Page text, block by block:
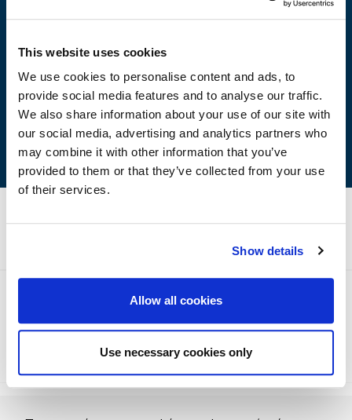
This website uses cookies
We use cookies to personalise content and ads, to
provide social media features and to analyse our traffic.
We also share information about your use of our site with
our social media, advertising and analytics partners who
may combine it with other information that you’ve
provided to them or that they’ve collected from your use
of their services.
Show details
Allow all cookies
Use necessary cookies only
Δουλεύεται εύκολα και στεγνώνει γρήγορα.
Εφαρμόζεται με πιστόλι, ρολό ή πινέλο.
Δεν περιέχει μόλυβδο και χρωμικό ψευδάργυρο.
Τεχνικές Προδιαγραφές
Τρόπος Εφαρμογής Αποθήκευση